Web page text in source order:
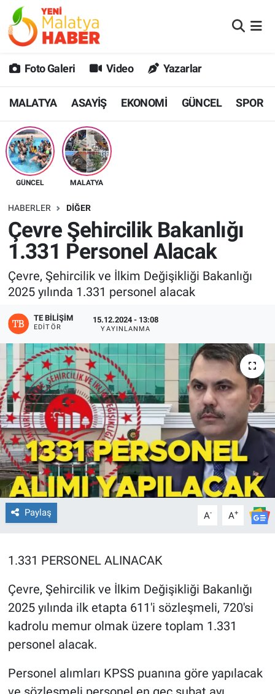
Foto Galeri Video Yazarlar
MALATYA ASAYİŞ EKONOMİ GÜNCEL SPOR
GÜNCEL MALATYA
HABERLER DİĞER
Çevre Şehircilik Bakanlığı
1.331 Personel Alacak
Çevre, Şehircilik ve İlkim Değişikliği Bakanlığı
2025 yılında 1.331 personel alacak
TE BILIŞIM
EDITÖR
15.12.2024 - 13:08
YAYINLANMA
Paylaş A- A+
1.331 PERSONEL ALINACAK
Çevre, Şehircilik ve İlkim Değişikliği Bakanlığı
2025 yılında ilk etapta 611'i sözleşmeli, 720'si
kadrolu memur olmak üzere toplam 1.331
personel alacak.
Personel alımları KPSS puanına göre yapılacak
MALATYA
GÜNCEL
SPOR
SAĞLIK
DİĞER
EKONOMİ
Malatya Nöbetçi Eczaneler
MALATYA Namaz Vakitleri
Malatya Trafik Yoğunluk Haritası
Süper Lig Puan Durumu ve Fikstür
Tüm Manşetler
Son Dakika Haberleri